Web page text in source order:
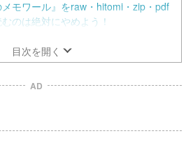
モワール』をraw・hitomi・zip・pdf
のは絶対にやめよう！
目次を開く
AD